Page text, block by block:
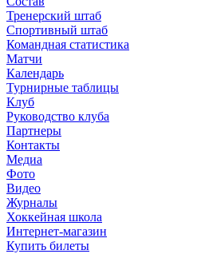
Тренерский штаб
Спортивный штаб
Командная статистика
Матчи
Календарь
Турнирные таблицы
Клуб
Руководство клуба
Партнеры
Контакты
Медиа
Фото
Видео
Журналы
Хоккейная школа
Интернет-магазин
Купить билеты